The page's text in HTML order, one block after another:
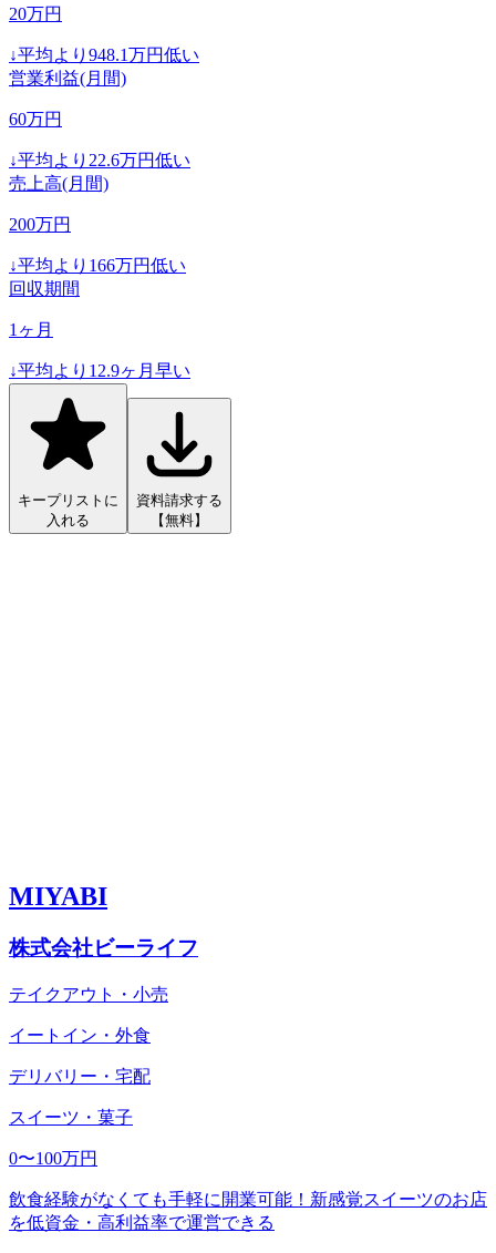
20万円
↓平均より 948.1万円低い
営業利益(月間)
60万円
↓平均より 22.6万円低い
売上高(月間)
200万円
↓平均より 166万円低い
回収期間
1 ヶ月
↓平均より 12.9ヶ月早い
キープリストに
入れる
資料請求する
【無料】
MIYABI
株式会社ビーライフ
テイクアウト・小売
イートイン・外食
デリバリー・宅配
スイーツ・菓子
0〜100万円
飲食経験がなくても手軽に開業可能！新感覚スイーツのお店
を低資金・高利益率で運営できる